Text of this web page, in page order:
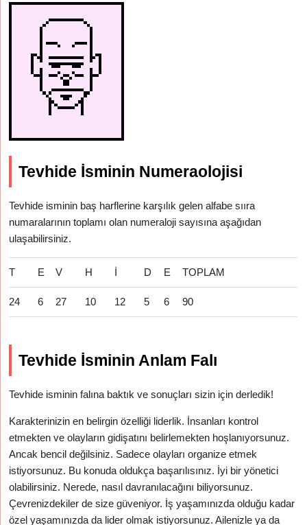
Tevhide İsminin Numeraolojisi
Tevhide isminin baş harflerine karşılık gelen alfabe sııra
numaralarının toplamı olan numeraloji sayısına aşağıdan
ulaşabilirsiniz.
T E V H İ D E TOPLAM
24 6 27 10 12 5 6 90
Tevhide İsminin Anlam Falı
Tevhide isminin falına baktık ve sonuçları sizin için derledik!
Karakterinizin en belirgin özelliği liderlik. İnsanları kontrol
etmekten ve olayların gidişatını belirlemekten hoşlanıyorsunuz.
Ancak bencil değilsiniz. Sadece olayları organize etmek
istiyorsunuz. Bu konuda oldukça başarılısınız. İyi bir yönetici
olabilirsiniz. Nerede, nasıl davranılacağını biliyorsunuz.
Çevrenizdekiler de size güveniyor. İş yaşamınızda olduğu kadar
özel yaşamınızda da lider olmak istiyorsunuz. Ailenizle ya da